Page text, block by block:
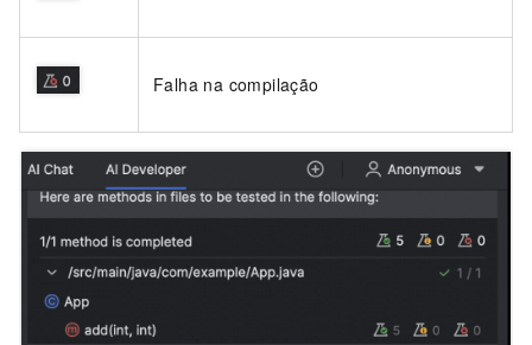
Falha na compilação